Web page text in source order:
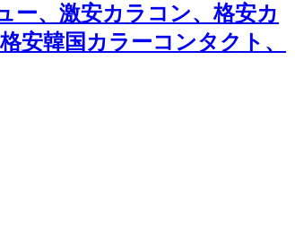
ー、激安カラコン、格安カ
安韓国カラーコンタクト、